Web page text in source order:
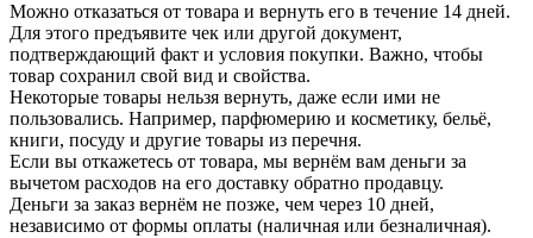
Можно отказаться от товара и вернуть его в течение 14 дней.
Для этого предъявите чек или другой документ,
подтверждающий факт и условия покупки. Важно, чтобы
товар сохранил свой вид и свойства.
Некоторые товары нельзя вернуть, даже если ими не
пользовались. Например, парфюмерию и косметику, бельё,
книги, посуду и другие товары из перечня.
Если вы откажетесь от товара, мы вернём вам деньги за
вычетом расходов на его доставку обратно продавцу.
Деньги за заказ вернём не позже, чем через 10 дней,
независимо от формы оплаты (наличная или безналичная).